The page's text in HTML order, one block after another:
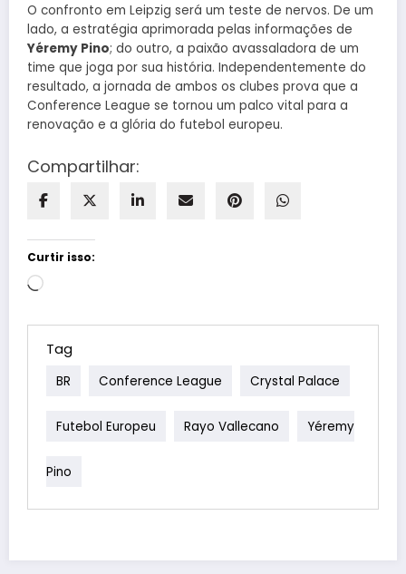
O confronto em Leipzig será um teste de nervos. De um
lado, a estratégia aprimorada pelas informações de
Yéremy Pino; do outro, a paixão avassaladora de um
time que joga por sua história. Independentemente do
resultado, a jornada de ambos os clubes prova que a
Conference League se tornou um palco vital para a
renovação e a glória do futebol europeu.
Compartilhar:
Curtir isso:
Carregando...
Tag
BR Conference League Crystal Palace
Futebol Europeu Rayo Vallecano Yéremy
Pino